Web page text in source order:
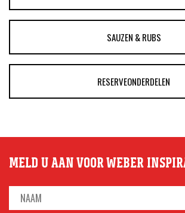
SAUZEN & RUBS
RESERVEONDERDELEN
MELD U AAN VOOR WEBER